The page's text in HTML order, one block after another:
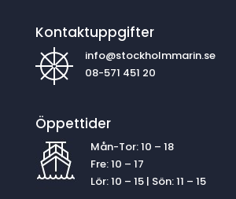
Kontaktuppgifter
info@stockholmmarin.se
08-571 451 20
Öppettider
Mån-Tor: 10 – 18
Fre: 10 – 17
Lör: 10 – 15 | Sön: 11 – 15